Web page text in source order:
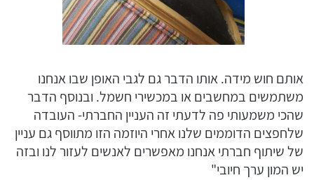
אותם חוש מידה. אותו הדבר גם לגבי האופן שבו אנחנו
משתמשים במחשבים או במכשירי חשמל. ובנוסף הדבר
שהכי משמעותי פה לדעתי זה העניין החברתי- העובדה
שלחפצים הדוממים שלנו אחרי היוזמה הזו מתווסף גם עניין
של שיתוף חברתי אנחנו מאפשרים לאנשים לעזור לנו ובזה
יש המון ערך חיובי"